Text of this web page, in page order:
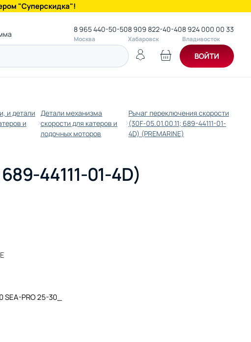
"Суперскидка"!
8 965 440-50-50
Москва
8 909 822-40-40
Хабаровск
8 924 000 00 33
Владивосток
ВОЙТИ
и детали
и
Детали механизма
скорости для катеров и
лодочных моторов
Рычаг переключения скорости
(30F-05.01.00.11; 689-44111-01-
4D) (PREMARINE)
44111-01-4D)
PRO 25-30_